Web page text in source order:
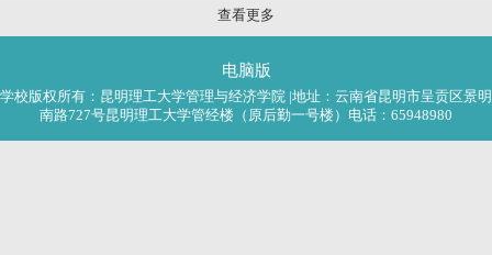
查看更多
电脑版
学校版权所有：昆明理工大学管理与经济学院 |地址：云南省昆明市呈贡区景明
南路727号昆明理工大学管经楼（原后勤一号楼）电话：65948980